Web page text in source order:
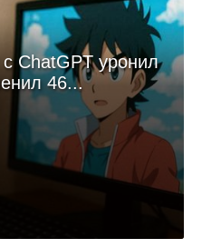
ChatGPT уронил
46...